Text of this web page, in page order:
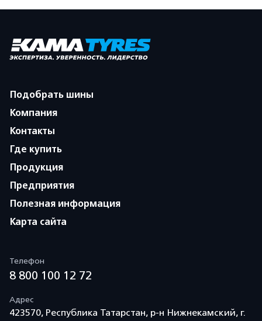
Подобрать шины
Компания
Контакты
Где купить
Продукция
Предприятия
Полезная информация
Карта сайта
Телефон
8 800 100 12 72
Адрес
423570, Республика Татарстан, р-н Нижнекамский, г.